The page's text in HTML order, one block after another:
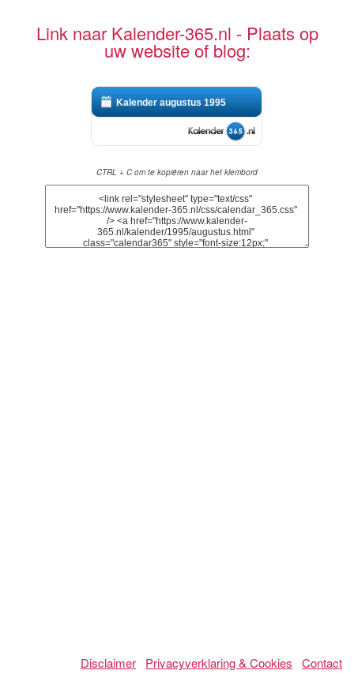
Link naar Kalender-365.nl - Plaats op
uw website of blog:
Kalender augustus 1995
CTRL + C om te kopiëren naar het klembord
Disclaimer Privacyverklaring & Cookies Contact